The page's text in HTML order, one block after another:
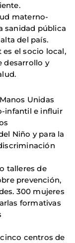
materno-
sanidad pública
del país.
es el socio local,
desarrollo y
Unidas
infantil e influir
Niño y para la
talleres de
prevención,
300 mujeres
formativas
centros de